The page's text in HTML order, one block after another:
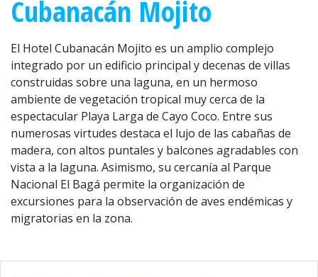
Cubanacán Mojito
El Hotel Cubanacán Mojito es un amplio complejo
integrado por un edificio principal y decenas de villas
construidas sobre una laguna, en un hermoso
ambiente de vegetación tropical muy cerca de la
espectacular Playa Larga de Cayo Coco. Entre sus
numerosas virtudes destaca el lujo de las cabañas de
madera, con altos puntales y balcones agradables con
vista a la laguna. Asimismo, su cercanía al Parque
Nacional El Bagá permite la organización de
excursiones para la observación de aves endémicas y
migratorias en la zona.